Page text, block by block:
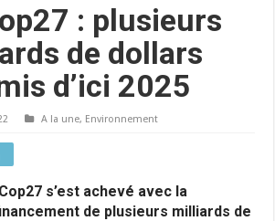
: plusieurs
de dollars
d’ici 2025
A la une, Environnement
s’est achevé avec la
de plusieurs milliards de